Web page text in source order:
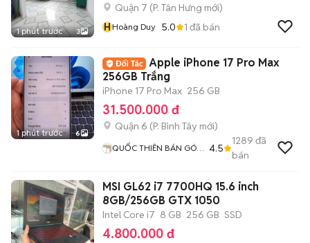
1 phút trước 3
Quận 7 (P. Tân Hưng mới)
HHoàng Duy 5.0 1 đã bán
1 phút trước 6
Apple iPhone 17 Pro Max
256GB Trắng
iPhone 17 Pro Max 256 GB
31.500.000 đ
Quận 6 (P. Bình Tây mới)
QUỐC THIÊN BÁN GÓP
4.5
1289 đã
bán
MSI GL62 i7 7700HQ 15.6 inch
8GB/256GB GTX 1050
Intel Core i7 8 GB 256 GB SSD
4.800.000 đ